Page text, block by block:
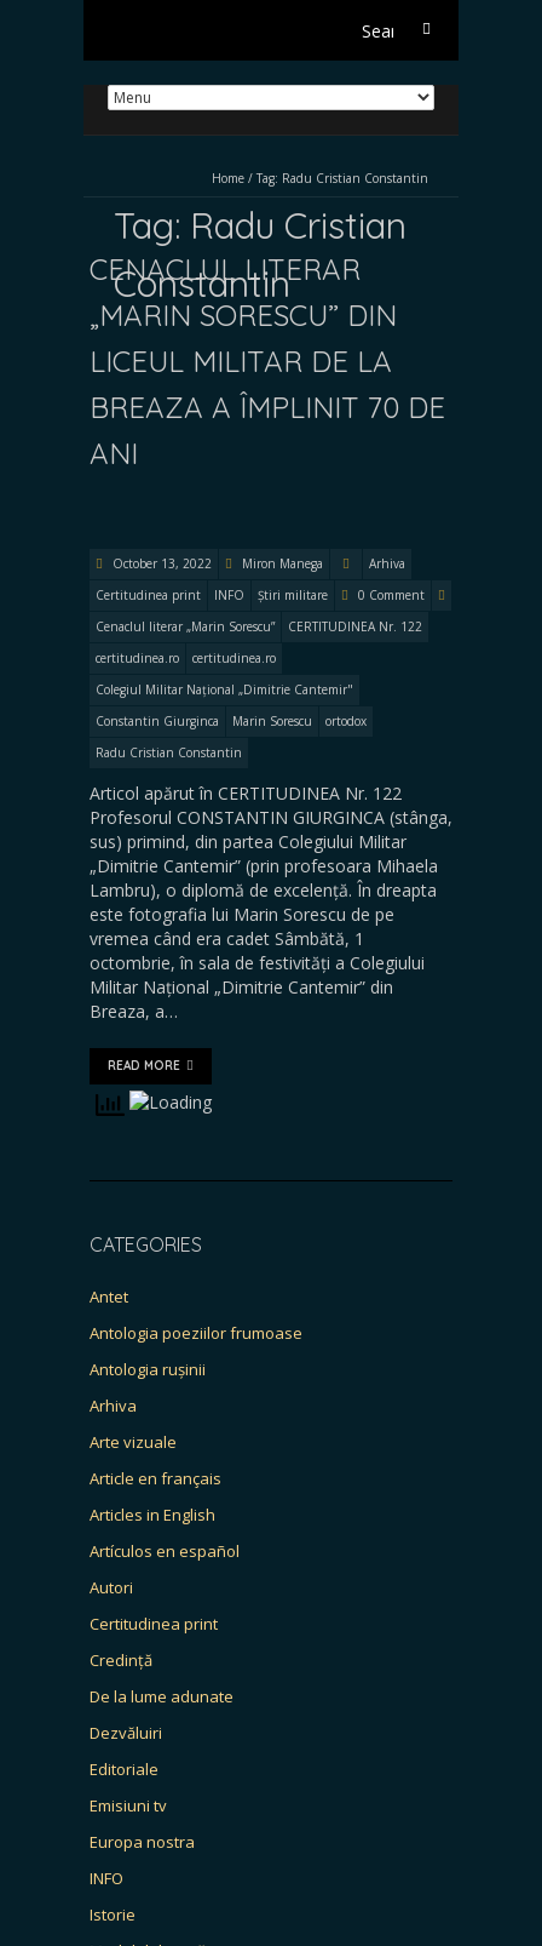
Search
Home / Tag: Radu Cristian Constantin
Tag: Radu Cristian
Constantin
CENACLUL LITERAR
„MARIN SORESCU” DIN
LICEUL MILITAR DE LA
BREAZA A ÎMPLINIT 70 DE
ANI
October 13, 2022 Miron Manega
Arhiva
Certitudinea print
INFO Știri militare
0 Comment
Cenaclul literar „Marin Sorescu”
CERTITUDINEA Nr. 122
certitudinea.ro
certitudinea.ro
Colegiul Militar Național „Dimitrie Cantemir"
Constantin Giurginca
Marin Sorescu
ortodox
Radu Cristian Constantin
Articol apărut în CERTITUDINEA Nr. 122
Profesorul CONSTANTIN GIURGINCA (stânga,
sus) primind, din partea Colegiului Militar
„Dimitrie Cantemir” (prin profesoara Mihaela
Lambru), o diplomă de excelență. În dreapta
este fotografia lui Marin Sorescu de pe
vremea când era cadet Sâmbătă, 1
octombrie, în sala de festivități a Colegiului
Militar Național „Dimitrie Cantemir” din
Breaza, a…
READ MORE
CATEGORIES
Antet
Antologia poeziilor frumoase
Antologia rușinii
Arhiva
Arte vizuale
Article en français
Articles in English
Artículos en español
Autori
Certitudinea print
Credință
De la lume adunate
Dezvăluiri
Editoriale
Emisiuni tv
Europa nostra
INFO
Istorie